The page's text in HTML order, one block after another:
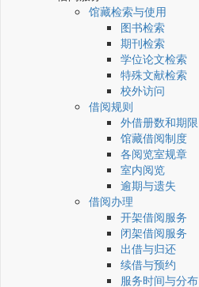
馆藏检索与使用
图书检索
期刊检索
学位论文检索
特殊文献检索
校外访问
借阅规则
外借册数和期限
馆藏借阅制度
各阅览室规章
室内阅览
逾期与遗失
借阅办理
开架借阅服务
闭架借阅服务
出借与归还
续借与预约
服务时间与分布